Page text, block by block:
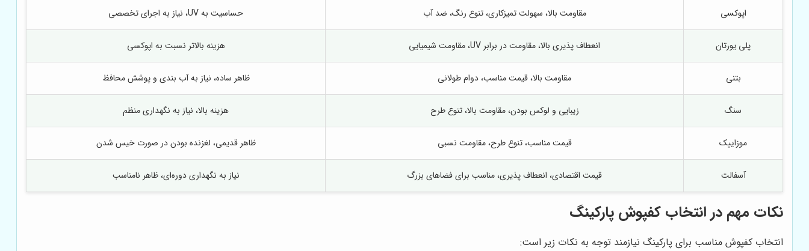
اپوکسی مقاومت بالا، سهولت تمیزکاری، تنوع رنگ، ضد آب حساسیت به UV، نیاز به اجرای تخصصی
پلی یورتان انعطاف پذیری بالا، مقاومت در برابر UV، مقاومت شیمیایی هزینه بالاتر نسبت به اپوکسی
بتنی مقاومت بالا، قیمت مناسب، دوام طولانی ظاهر ساده، نیاز به آب بندی و پوشش محافظ
سنگ زیبایی و لوکس بودن، مقاومت بالا، تنوع طرح هزینه بالا، نیاز به نگهداری منظم
موزاییک قیمت مناسب، تنوع طرح، مقاومت نسبی ظاهر قدیمی، لغزنده بودن در صورت خیس شدن
آسفالت قیمت اقتصادی، انعطاف پذیری، مناسب برای فضاهای بزرگ نیاز به نگهداری دوره‌ای، ظاهر نامناسب
نکات مهم در انتخاب کفپوش پارکینگ
انتخاب کفپوش مناسب برای پارکینگ نیازمند توجه به نکات زیر است: